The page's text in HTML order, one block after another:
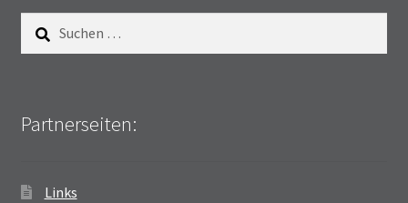
nach:
Partnerseiten:
Links